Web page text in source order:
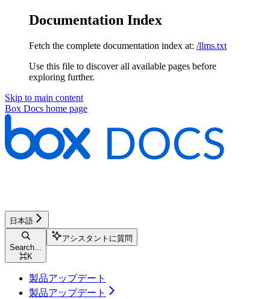
Documentation Index
Fetch the complete documentation index at: /llms.txt
Use this file to discover all available pages before
exploring further.
Skip to main content
Box Docs home page
日本語
Search...
⌘K
アシスタントに質問
製品アップデート
製品アップデート